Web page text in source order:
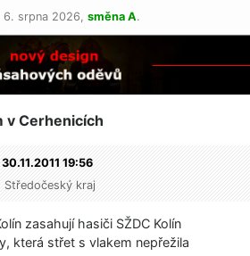
6. srpna 2026, směna A.
v Cerhenicích
30.11.2011 19:56
Středočeský kraj
zasahují hasiči SŽDC Kolín
která střet s vlakem nepřežila